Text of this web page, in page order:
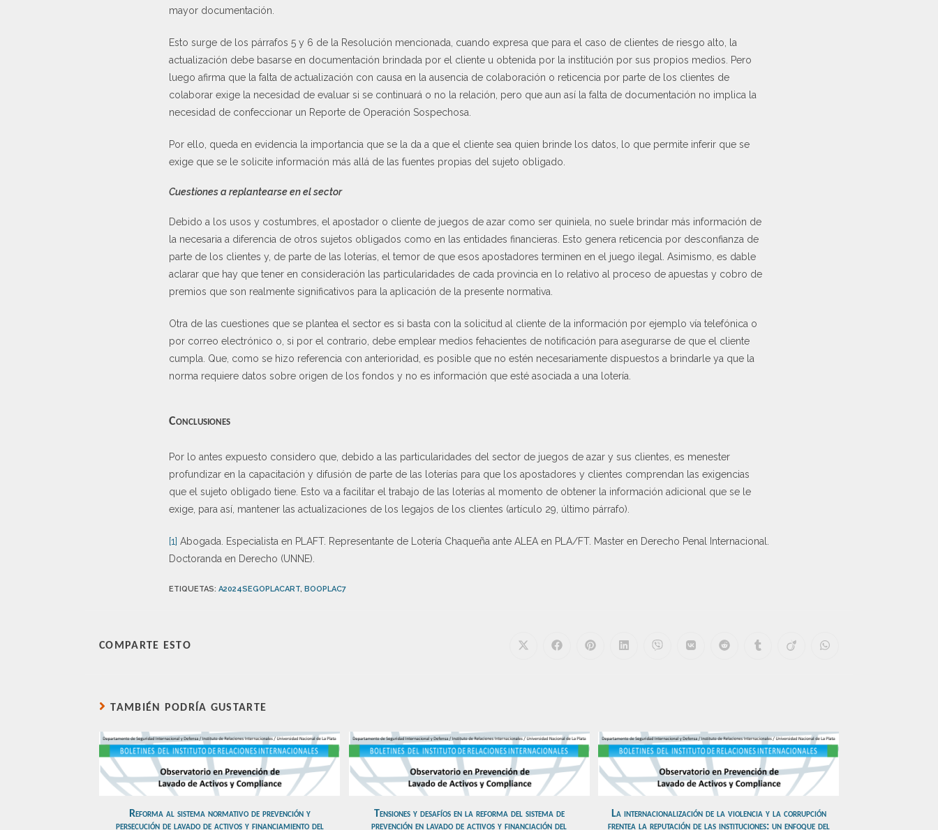
mayor documentación.
Esto surge de los párrafos 5 y 6 de la Resolución mencionada, cuando expresa que para el caso de clientes de riesgo alto, la
actualización debe basarse en documentación brindada por el cliente u obtenida por la institución por sus propios medios. Pero
luego afirma que la falta de actualización con causa en la ausencia de colaboración o reticencia por parte de los clientes de
colaborar exige la necesidad de evaluar si se continuará o no la relación, pero que aun así la falta de documentación no implica la
necesidad de confeccionar un Reporte de Operación Sospechosa.
Por ello, queda en evidencia la importancia que se la da a que el cliente sea quien brinde los datos, lo que permite inferir que se
exige que se le solicite información más allá de las fuentes propias del sujeto obligado.
Cuestiones a replantearse en el sector
Debido a los usos y costumbres, el apostador o cliente de juegos de azar como ser quiniela, no suele brindar más información de
la necesaria a diferencia de otros sujetos obligados como en las entidades financieras. Esto genera reticencia por desconfianza de
parte de los clientes y, de parte de las loterías, el temor de que esos apostadores terminen en el juego ilegal. Asimismo, es dable
aclarar que hay que tener en consideración las particularidades de cada provincia en lo relativo al proceso de apuestas y cobro de
premios que son realmente significativos para la aplicación de la presente normativa.
Otra de las cuestiones que se plantea el sector es si basta con la solicitud al cliente de la información por ejemplo vía telefónica o
por correo electrónico o, si por el contrario, debe emplear medios fehacientes de notificación para asegurarse de que el cliente
cumpla. Que, como se hizo referencia con anterioridad, es posible que no estén necesariamente dispuestos a brindarle ya que la
norma requiere datos sobre origen de los fondos y no es información que esté asociada a una lotería.
Conclusiones
Por lo antes expuesto considero que, debido a las particularidades del sector de juegos de azar y sus clientes, es menester
profundizar en la capacitación y difusión de parte de las loterías para que los apostadores y clientes comprendan las exigencias
que el sujeto obligado tiene. Esto va a facilitar el trabajo de las loterías al momento de obtener la información adicional que se le
exige, para así, mantener las actualizaciones de los legajos de los clientes (artículo 29, último párrafo).
[1] Abogada. Especialista en PLAFT. Representante de Lotería Chaqueña ante ALEA en PLA/FT. Master en Derecho Penal Internacional.
Doctoranda en Derecho (UNNE).
ETIQUETAS: A2024SEGOPLACART, BOOPLAC7
COMPARTE ESTO
TAMBIÉN PODRÍA GUSTARTE
Reforma al sistema normativo de prevención y
persecución de lavado de activos y financiamiento del
Tensiones y desafíos en la reforma del sistema de
prevención en lavado de activos y financiación del
La internacionalización de la violencia y la corrupción
frentea la reputación de las instituciones: un enfoque del